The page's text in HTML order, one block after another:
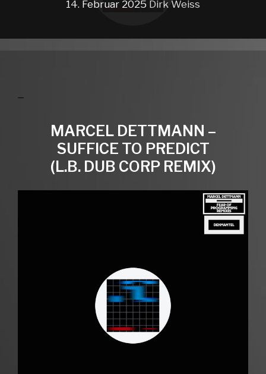
14. Februar 2025 Dirk Weiss
MARCEL DETTMANN –
SUFFICE TO PREDICT
(L.B. DUB CORP REMIX)